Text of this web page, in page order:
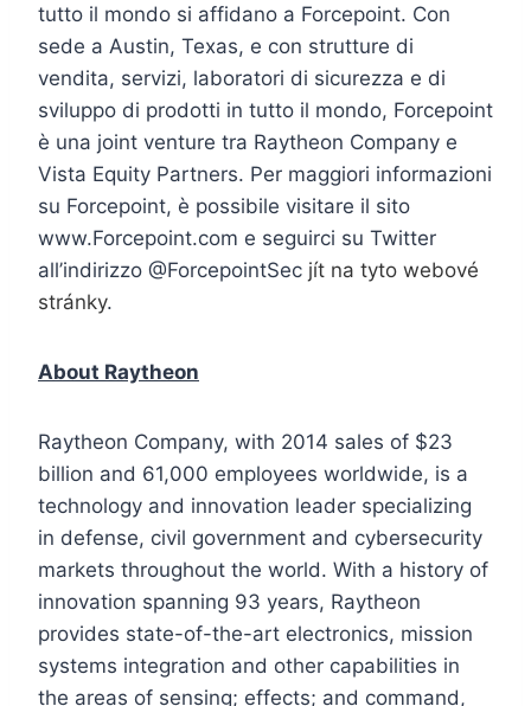
tutto il mondo si affidano a Forcepoint. Con
sede a Austin, Texas, e con strutture di
vendita, servizi, laboratori di sicurezza e di
sviluppo di prodotti in tutto il mondo, Forcepoint
è una joint venture tra Raytheon Company e
Vista Equity Partners. Per maggiori informazioni
su Forcepoint, è possibile visitare il sito
www.Forcepoint.com e seguirci su Twitter
all’indirizzo @ForcepointSec jít na tyto webové
stránky.
About Raytheon
Raytheon Company, with 2014 sales of $23
billion and 61,000 employees worldwide, is a
technology and innovation leader specializing
in defense, civil government and cybersecurity
markets throughout the world. With a history of
innovation spanning 93 years, Raytheon
provides state-of-the-art electronics, mission
systems integration and other capabilities in
the areas of sensing; effects; and command,